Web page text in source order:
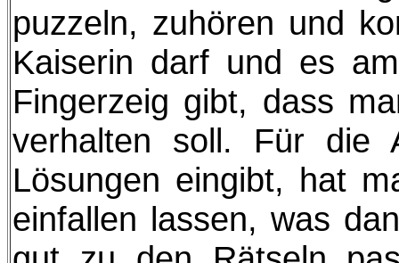
puzzeln, zuhören und
Kaiserin darf und es
Fingerzeig gibt, dass
verhalten soll. Für die
Lösungen eingibt, hat
einfallen lassen, was